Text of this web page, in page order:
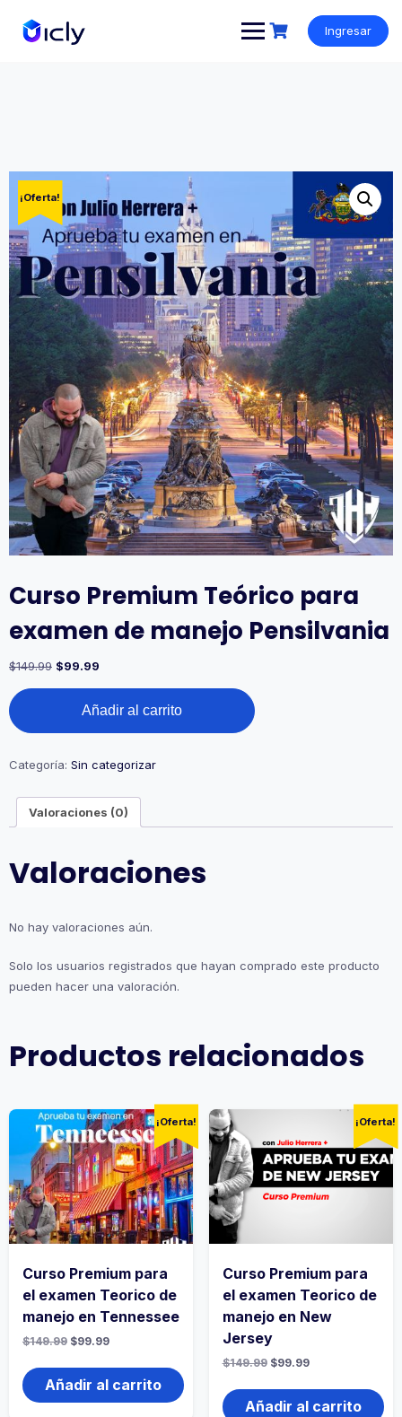
Ingresar
¡Oferta!
Curso Premium Teórico para
examen de manejo Pensilvania
$149.99 $99.99
Añadir al carrito
Categoría: Sin categorizar
Valoraciones (0)
Valoraciones
No hay valoraciones aún.
Solo los usuarios registrados que hayan comprado este producto
pueden hacer una valoración.
Productos relacionados
¡Oferta!
Curso Premium para
el examen Teorico de
manejo en Tennessee
$149.99 $99.99
Añadir al carrito
¡Oferta!
Curso Premium para
el examen Teorico de
manejo en New
Jersey
$149.99 $99.99
Añadir al carrito